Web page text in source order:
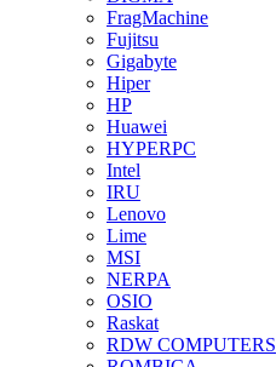
FragMachine
Fujitsu
Gigabyte
Hiper
HP
Huawei
HYPERPC
Intel
IRU
Lenovo
Lime
MSI
NERPA
OSIO
Raskat
RDW COMPUTERS